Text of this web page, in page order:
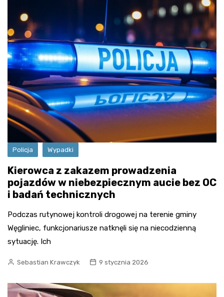
Policja Wypadki
Kierowca z zakazem prowadzenia
pojazdów w niebezpiecznym aucie bez OC
i badań technicznych
Podczas rutynowej kontroli drogowej na terenie gminy
Węgliniec, funkcjonariusze natknęli się na niecodzienną
sytuację. Ich
Sebastian Krawczyk 9 stycznia 2026